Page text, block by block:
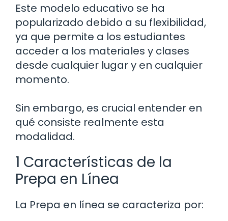
Este modelo educativo se ha
popularizado debido a su flexibilidad,
ya que permite a los estudiantes
acceder a los materiales y clases
desde cualquier lugar y en cualquier
momento.
Sin embargo, es crucial entender en
qué consiste realmente esta
modalidad.
1 Características de la
Prepa en Línea
La Prepa en línea se caracteriza por: